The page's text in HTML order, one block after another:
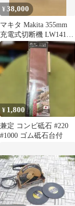
¥38,000
マキタ Makita 355mm
充電式切断機 LW141D
本体
¥ 1,800
兼定 コンビ砥石 #220
#1000 ゴム砥石台付